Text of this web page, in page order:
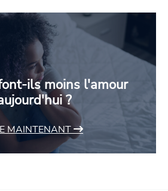
ils moins l'amour
?
MAINTENANT